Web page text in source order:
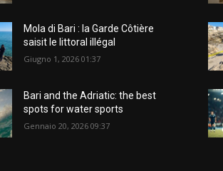
Mola di Bari : la Garde Côtière
saisit le littoral illégal
Giugno 1, 2026 01:37
Bari and the Adriatic: the best
spots for water sports
Gennaio 20, 2026 09:37